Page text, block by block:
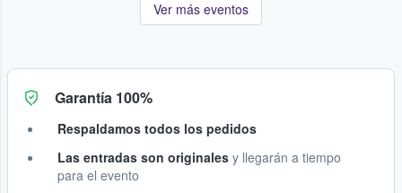
Ver más eventos
Garantía 100%
Respaldamos todos los pedidos
Las entradas son originales y llegarán a tiempo
para el evento